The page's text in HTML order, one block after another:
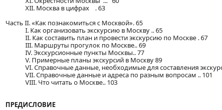
XII. Москва в цифрах . 63
Часть II. «Как познакомиться с Москвой». 65
I. Как организовать экскурсию в Москву .. 65
II. Как составить план и провести экскурсию по Москве . 67
III. Маршруты прогулок по Москве.. 69
IV. Экскурсионные пункты Москвы.. 77
V. Примерные планы экскурсий в Москву 89
VI. Справочные данные, необходимые для составления
VII. Справочные данные и адреса по разным вопросам .. 101
VIII. Что читать о Москве.. 103
ПРЕДИСЛОВИЕ